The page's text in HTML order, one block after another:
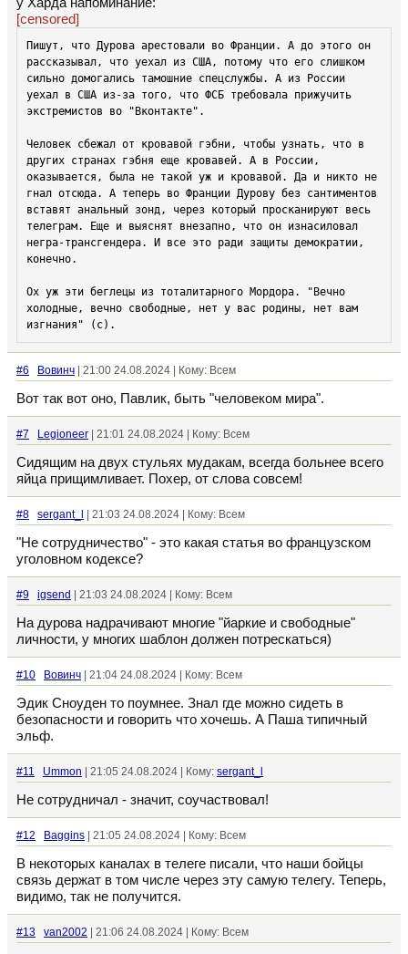
[censored]
Пишут, что Дурова арестовали во Франции. А до этого он
рассказывал, что уехал из США, потому что его слишком
сильно домогались тамошние спецслужбы. А из России
уехал в США из-за того, что ФСБ требовала прижучить
экстремистов во "Вконтакте".
Человек сбежал от кровавой гэбни, чтобы узнать, что в
других странах гэбня еще кровавей. А в России,
оказывается, была не такой уж и кровавой. Да и никто не
гнал отсюда. А теперь во Франции Дурову без сантиментов
вставят анальный зонд, через который просканируют весь
телеграм. Еще и выяснят внезапно, что он изнасиловал
негра-трансгендера. И все это ради защиты демократии,
конечно.
Ох уж эти беглецы из тоталитарного Мордора. "Вечно
холодные, вечно свободные, нет у вас родины, нет вам
изгнания" (с).
#6 Вовинч | 21:00 24.08.2024 | Кому: Всем
Вот так вот оно, Павлик, быть "человеком мира".
#7 Legioneer | 21:01 24.08.2024 | Кому: Всем
Сидящим на двух стульях мудакам, всегда больнее всего
яйца прищимливает. Похер, от слова совсем!
#8 sergant_l | 21:03 24.08.2024 | Кому: Всем
"Не сотрудничество" - это какая статья во французском
уголовном кодексе?
#9 igsend | 21:03 24.08.2024 | Кому: Всем
На дурова надрачивают многие "йаркие и свободные"
личности, у многих шаблон должен потрескаться)
#10 Вовинч | 21:04 24.08.2024 | Кому: Всем
Эдик Сноуден то поумнее. Знал где можно сидеть в
безопасности и говорить что хочешь. А Паша типичный
эльф.
#11 Ummon | 21:05 24.08.2024 | Кому: sergant_l
Не сотрудничал - значит, соучаствовал!
#12 Baggins | 21:05 24.08.2024 | Кому: Всем
В некоторых каналах в телеге писали, что наши бойцы
связь держат в том числе через эту самую телегу. Теперь,
видимо, так не получится.
#13 van2002 | 21:06 24.08.2024 | Кому: Всем